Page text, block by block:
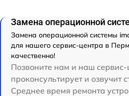
Замена операционной
Замена операционной системы
для нашего сервис-центра в
качественно!
Позвоните нам и наш сервис-
проконсультирует и озвучит
Среднее время ремонта